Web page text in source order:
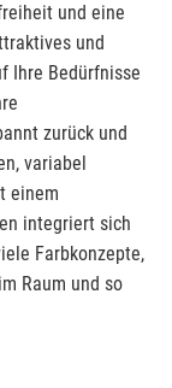
und eine
und
Ihre Bedürfnisse
zurück und
variabel
einem
integriert sich
Farbkonzepte,
Raum und so